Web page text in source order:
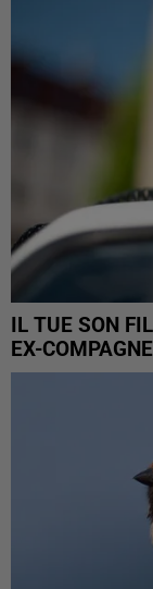
IL TUE SON
EX-